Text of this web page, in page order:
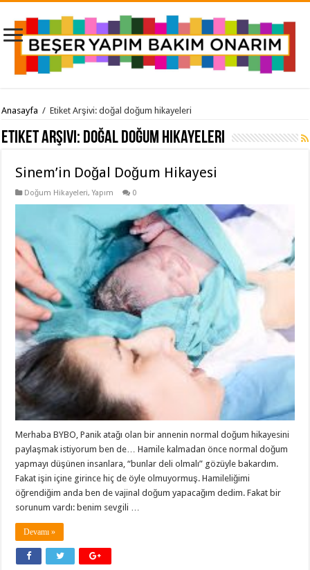
Anasayfa / Etiket Arşivi: doğal doğum hikayeleri
Etiket Arşivi: doğal doğum hikayeleri
Sinem’in Doğal Doğum Hikayesi
Doğum Hikayeleri,Yapım 0
Merhaba BYBO, Panik atağı olan bir annenin normal doğum hikayesini
paylaşmak istiyorum ben de… Hamile kalmadan önce normal doğum
yapmayı düşünen insanlara, “bunlar deli olmalı” gözüyle bakardım.
Fakat işin içine girince hiç de öyle olmuyormuş. Hamileliğimi
öğrendiğim anda ben de vajinal doğum yapacağım dedim. Fakat bir
sorunum vardı: benim sevgili …
Devamı »